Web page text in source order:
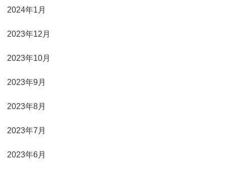
2024年1月
2023年12月
2023年10月
2023年9月
2023年8月
2023年7月
2023年6月